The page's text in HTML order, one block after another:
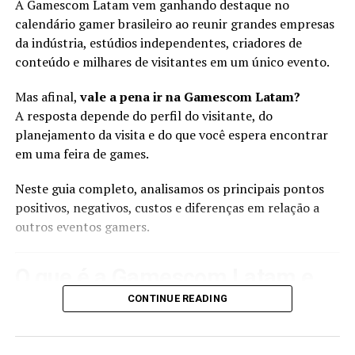
marca diante do público brasileiro.
O aumento do estande torna essa participação ainda
mais significativa. Terduas vezes o tamanho do
capacidade para receber mais visitantes, estações de
gameplay ou diferentes experiências simultaneamente,
embora nenhuma dessas atrações tenha sido
oficialmente detalhada até o momento.
Por isso, é importante separar confirmação de
expectativa: a SEGA estará no evento e terá um espaço
maior, mas os títulos presentes ainda não foram
O mistério, porém, coloca a empresa entre as
Afinal, o público brasileiro poderá acompanhar novos
A Gamescom Latam vem ganhando destaque no
calendário gamer brasileiro ao reunir grandes empresas
da indústria, estúdios independentes, criadores de
conteúdo e milhares de visitantes em um único evento.
Mas afinal,vale a pena ir na Gamescom Latam?
A resposta depende do perfil do visitante, do
planejamento da visita e do que você espera encontrar
em uma feira de games.
Neste guia completo, analisamos os principais pontos
positivos, negativos, custos e diferenças em relação a
outros eventos gamers.
por que o evento ficou tão
relevante
CONTINUE READING